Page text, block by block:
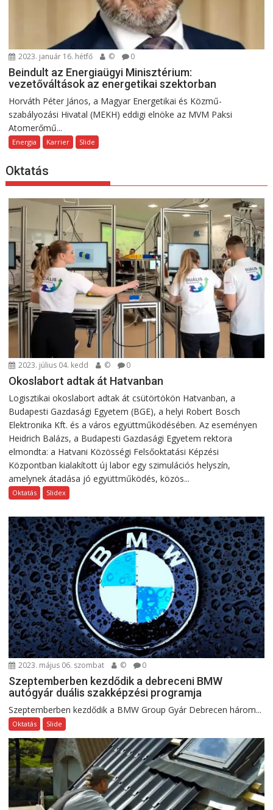
2023. január 16. hétfő © 0
Beindult az Energiaügyi Minisztérium:
vezetőváltások az energetikai szektorban
Horváth Péter János, a Magyar Energetikai és Közmű-
szabályozási Hivatal (MEKH) eddigi elnöke az MVM Paksi
Atomerőmű...
Energia Karrier Slide
Oktatás
2023. július 04. kedd © 0
Okoslabort adtak át Hatvanban
Logisztikai okoslabort adtak át csütörtökön Hatvanban, a
Budapesti Gazdasági Egyetem (BGE), a helyi Robert Bosch
Elektronika Kft. és a város együttműködésében. Az eseményen
Heidrich Balázs, a Budapesti Gazdasági Egyetem rektora
elmondta: a Hatvani Közösségi Felsőoktatási Képzési
Központban kialakított új labor egy szimulációs helyszín,
amelynek átadása jó együttműködés, közös...
Oktatás Slidex
2023. május 06. szombat © 0
Szeptemberben kezdődik a debreceni BMW
autógyár duális szakképzési programja
Szeptemberben kezdődik a BMW Group Gyár Debrecen három...
Oktatás Slide